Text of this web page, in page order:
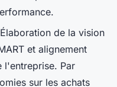
Élaboration de la vision
et alignement
l'entreprise. Par
sur les achats